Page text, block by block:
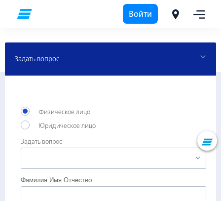
Войти
Задать вопрос
Физическое лицо
Юридическое лицо
Задать вопрос
Фамилия Имя Отчество